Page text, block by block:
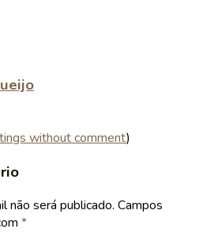
without comment)
não será publicado. Campos
*